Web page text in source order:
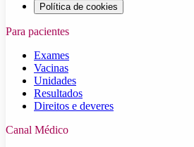
Política de cookies
Para pacientes
Exames
Vacinas
Unidades
Resultados
Direitos e deveres
Canal Médico